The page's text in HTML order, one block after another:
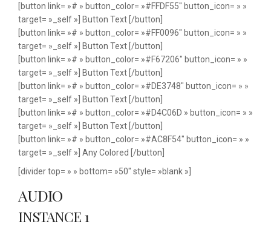
[button link= »# » button_color= »#FFDF55″ button_icon= » »
target= »_self »] Button Text [/button]
[button link= »# » button_color= »#FF0096″ button_icon= » »
target= »_self »] Button Text [/button]
[button link= »# » button_color= »#F67206″ button_icon= » »
target= »_self »] Button Text [/button]
[button link= »# » button_color= »#DE3748″ button_icon= » »
target= »_self »] Button Text [/button]
[button link= »# » button_color= »#D4C06D » button_icon= » »
target= »_self »] Button Text [/button]
[button link= »# » button_color= »#AC8F54″ button_icon= » »
target= »_self »] Any Colored [/button]
[divider top= » » bottom= »50″ style= »blank »]
AUDIO
INSTANCE 1